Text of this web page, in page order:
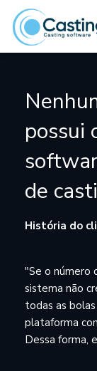
possui
de
História do
"Se o número
sistema não
todas as
plataforma
Dessa forma,